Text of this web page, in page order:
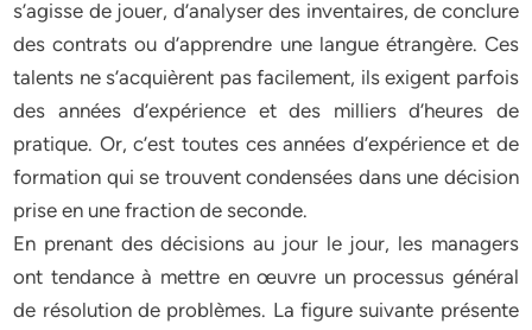
s’agisse de jouer, d’analyser des inventaires, de conclure
des contrats ou d’apprendre une langue étrangère. Ces
talents ne s’acquièrent pas facilement, ils exigent parfois
des années d’expérience et des milliers d’heures de
pratique. Or, c’est toutes ces années d’expérience et de
formation qui se trouvent condensées dans une décision
prise en une fraction de seconde.
En prenant des décisions au jour le jour, les managers
ont tendance à mettre en œuvre un processus général
de résolution de problèmes. La figure suivante présente